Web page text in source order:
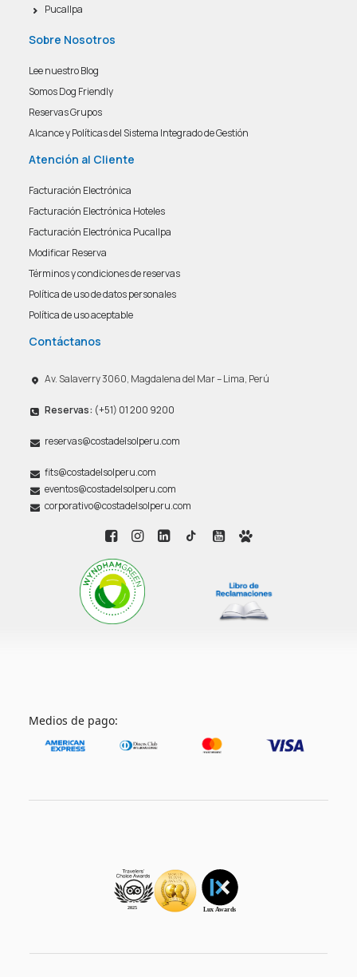
Pucallpa
Sobre Nosotros
Lee nuestro Blog
Somos Dog Friendly
Reservas Grupos
Alcance y Políticas del Sistema Integrado de Gestión
Atención al Cliente
Facturación Electrónica
Facturación Electrónica Hoteles
Facturación Electrónica Pucallpa
Modificar Reserva
Términos y condiciones de reservas
Política de uso de datos personales
Política de uso aceptable
Contáctanos
Av. Salaverry 3060, Magdalena del Mar – Lima, Perú
Reservas: (+51) 01 200 9200
reservas@costadelsolperu.com
fits@costadelsolperu.com
eventos@costadelsolperu.com
corporativo@costadelsolperu.com
Medios de pago: